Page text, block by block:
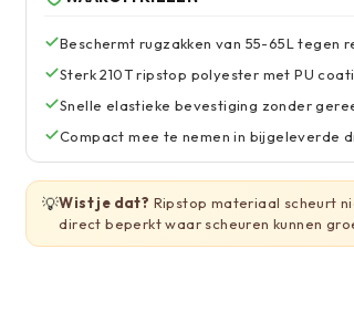
Beschermt rugzakken van 55-65L tegen
Sterk 210T ripstop polyester met PU
Snelle elastieke bevestiging zonder
Compact mee te nemen in bijgeleverde
💡Wist je dat? Ripstop materiaal scheurt
direct beperkt waar scheuren kunnen